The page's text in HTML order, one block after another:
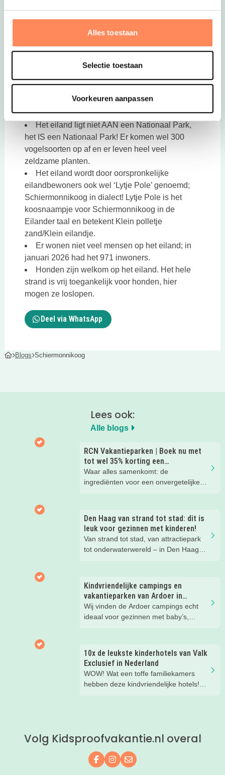
Alles toestaan
Selectie toestaan
Voorkeuren aanpassen
en verblijf in prachtige nagenoeg nieuwe
gezinstenten!
Leuke weetjes
Schiermonnikoogs is een taal en geen dialect.
heldere nacht niet 600 sterren te zien, zoals op
veel plekken in Nederland, maar soms wel 3000!
Het eiland ligt niet AAN een Nationaal Park,
het IS een Nationaal Park! Er komen wel 300
vogelsoorten op af en er leven heel veel
zeldzame planten.
Het eiland wordt door oorspronkelijke
eilandbewoners ook wel ‘Lytje Pole’ genoemd;
Schiermonnikoog in dialect! Lytje Pole is het
koosnaampje voor Schiermonnikoog in de
Eilander taal en betekent Klein polletje
zand/Klein eilandje.
Er wonen niet veel mensen op het eiland; in
januari 2026 had het 971 inwoners.
Honden zijn welkom op het eiland. Het hele
strand is vrij toegankelijk voor honden, hier
mogen ze loslopen.
Deel via WhatsApp
Blogs Schiermonnikoog
Lees ook:
Alle blogs
RCN Vakantieparken | Boek nu met
tot wel 35% korting een
zomervakantie!
Waar alles samenkomt: de
ingrediënten voor een onvergetelijke
Den Haag van strand tot stad: dit is
leuk voor gezinnen met kinderen!
Van strand tot stad, van attractiepark
tot onderwaterwereld – in Den Haag
ontspannen met een lekkere lunch op
het strand en een duik in zee. Heerlijk!
Kindvriendelijke campings en
vakantieparken van Ardoer in
Nederland
Wij vinden de Ardoer campings echt
ideaal voor gezinnen met baby’s,
10x de leukste kinderhotels van Valk
Exclusief in Nederland
WOW! Wat een toffe familiekamers
hebben deze kindvriendelijke hotels!
kind(eren).
Volg Kidsproofvakantie.nl overal
Volg ons op Facebook
Volg ons op Instagram
Mail ons